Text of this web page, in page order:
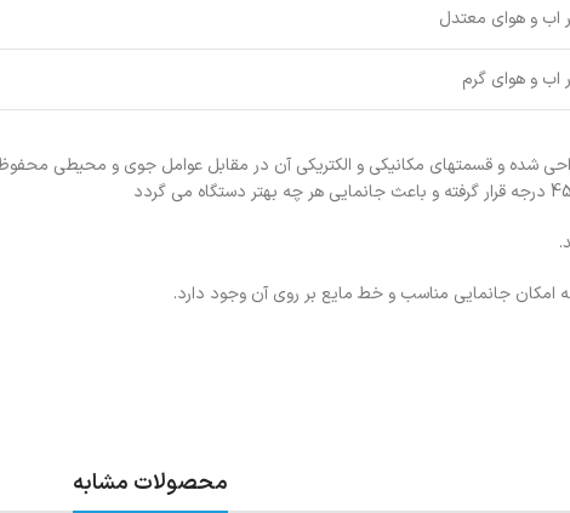
شده و قسمتهای مکانیکی و الکتریکی آن در مقابل عوامل جوی و محیطی
جانمایی مناسب و خط مایع بر روی آن وجود دارد.
محصولات مشابه